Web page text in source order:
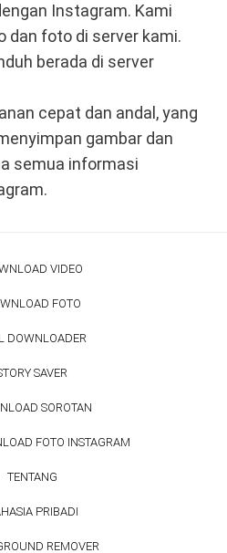
Instagram. Kami
dan foto di server kami.
berada di server
cepat dan andal, yang
gambar dan
semua informasi
VIDEO
FOTO
DOWNLOADER
SAVER
SOROTAN
FOTO INSTAGRAM
TENTANG
PRIBADI
REMOVER